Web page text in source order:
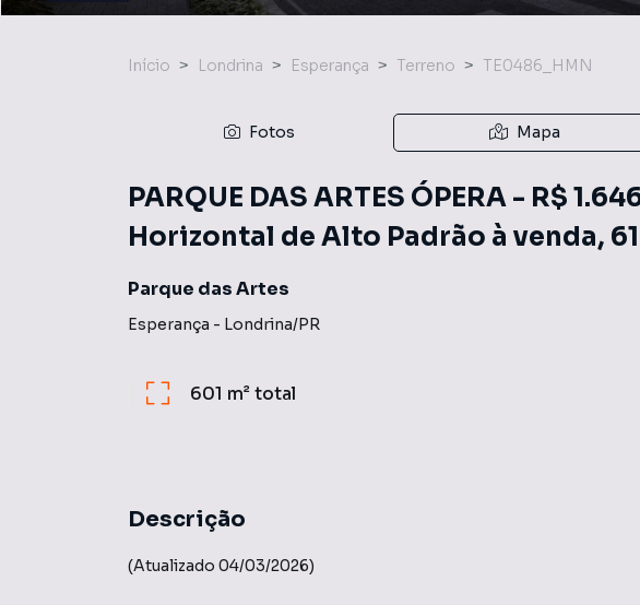
Início Londrina Esperança Terreno TE0486_HMN
Fotos Mapa
PARQUE DAS ARTES ÓPERA - R$
Horizontal de Alto Padrão à venda,
Parque das Artes
Esperança - Londrina/PR
601 m²total
Descrição
(Atualizado 04/03/2026)